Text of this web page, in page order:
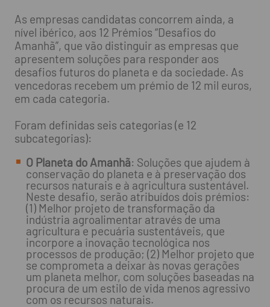
As empresas candidatas concorrem ainda, a
nível ibérico, aos 12 Prémios “Desafios do
Amanhã”, que vão distinguir as empresas que
apresentem soluções para responder aos
desafios futuros do planeta e da sociedade. As
vencedoras recebem um prémio de 12 mil euros,
em cada categoria.
Foram definidas seis categorias (e 12
subcategorias):
O Planeta do Amanhã: Soluções que ajudem à
conservação do planeta e à preservação dos
recursos naturais e à agricultura sustentável.
Neste desafio, serão atribuídos dois prémios:
(1) Melhor projeto de transformação da
indústria agroalimentar através de uma
agricultura e pecuária sustentáveis, que
incorpore a inovação tecnológica nos
processos de produção; (2) Melhor projeto que
se comprometa a deixar às novas gerações
um planeta melhor, com soluções baseadas na
procura de um estilo de vida menos agressivo
com os recursos naturais.